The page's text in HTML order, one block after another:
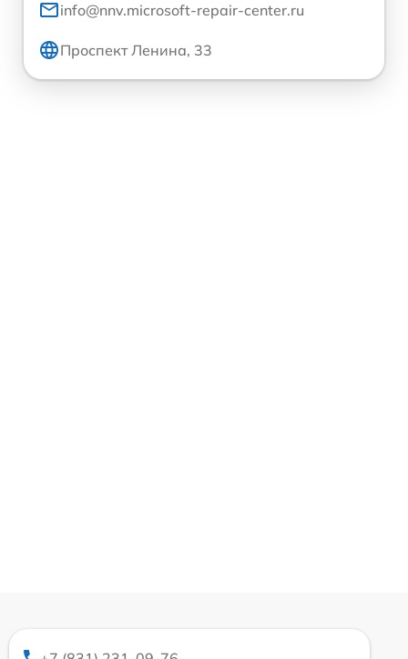
info@nnv.microsoft-repair-center.ru
Проспект Ленина, 33